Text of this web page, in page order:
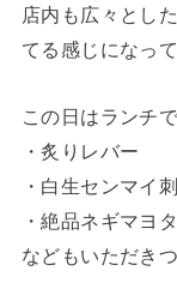
店内も広々とし
てる感じになって
この日はランチ
・炙りレバー
・白生センマイ
・絶品ネギマヨ
などもいただきつ